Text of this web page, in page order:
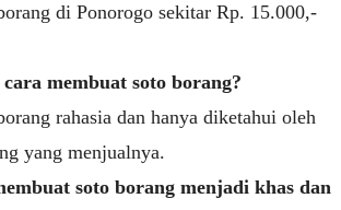
di Ponorogo sekitar Rp. 15.000,-
membuat soto borang?
rahasia dan hanya diketahui oleh
yang menjualnya.
soto borang menjadi khas dan